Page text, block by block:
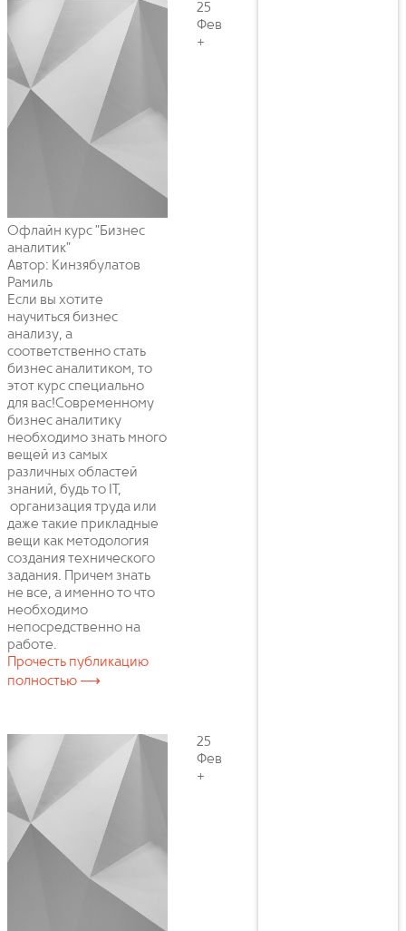
Офлайн курс "Бизнес
аналитик"
Автор: Кинзябулатов
Рамиль
Если вы хотите
научиться бизнес
анализу, а
соответственно стать
бизнес аналитиком, то
этот курс специально
для вас!Современному
бизнес аналитику
необходимо знать много
вещей из самых
различных областей
знаний, будь то IT,
организация труда или
даже такие прикладные
вещи как методология
создания технического
задания. Причем знать
не все, а именно то что
необходимо
непосредственно на
работе.
Прочесть публикацию
полностью ⟶
25
Фев
+
25
Фев
+